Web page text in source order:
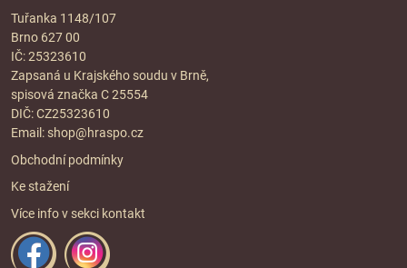
Tuřanka 1148/107
Brno 627 00
IČ: 25323610
Zapsaná u Krajského soudu v Brně,
spisová značka C 25554
DIČ: CZ25323610
Email: shop@hraspo.cz
Obchodní podmínky
Ke stažení
Více info v sekci kontakt